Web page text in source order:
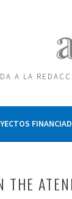
A LA